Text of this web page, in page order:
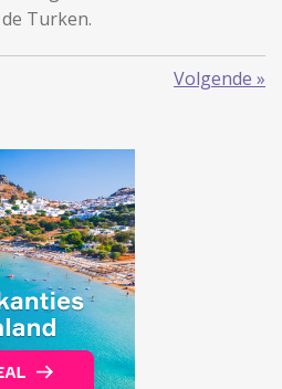
Turken.
Volgende »